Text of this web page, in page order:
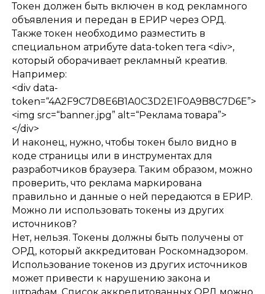
Токен должен быть включен в код рекламного
объявления и передан в ЕРИР через ОРД.
Также токен необходимо разместить в
специальном атрибуте data-token тега <div>,
который оборачивает рекламный креатив.
Например:
<div data-
token=“4A2F9C7D8E6B1A0C3D2E1F0A9B8C7D6E”>
<img src=“banner.jpg” alt=“Реклама товара”>
</div>
И наконец, нужно, чтобы токен было видно в
коде страницы или в инструментах для
разработчиков браузера. Таким образом, можно
проверить, что реклама маркирована
правильно и данные о ней передаются в ЕРИР.
Можно ли использовать токены из других
источников?
Нет, нельзя. Токены должны быть получены от
ОРД, который аккредитован Роскомнадзором.
Использование токенов из других источников
может привести к нарушению закона и